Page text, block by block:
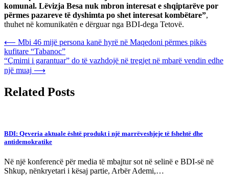
komunal. Lëvizja Besa nuk mbron interesat e shqiptarëve por
përmes pazareve të dyshimta po shet interesat kombëtare”,
thuhet në komunikatën e dërguar nga BDI-dega Tetovë.
Post
navigation
⟵ Mbi 46 mijë persona kanë hyrë në Maqedoni përmes pikës
kufitare “Tabanoc”
“Çmimi i garantuar” do të vazhdojë në tregjet në mbarë vendin edhe
një muaj ⟶
Related Posts
BDI: Qeveria aktuale është produkt i një marrëveshjeje të fshehtë dhe
antidemokratike
Në një konferencë për media të mbajtur sot në selinë e BDI-së në
Shkup, nënkryetari i kësaj partie, Arbër Ademi,…